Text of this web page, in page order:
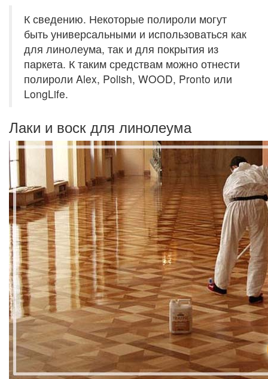
К сведению. Некоторые полироли могут
быть универсальными и использоваться как
для линолеума, так и для покрытия из
паркета. К таким средствам можно отнести
полироли Alex, Polish, WOOD, Pronto или
LongLife.
Лаки и воск для линолеума